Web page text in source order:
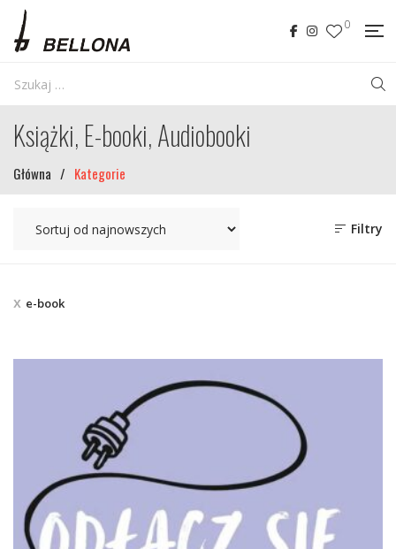
0
Książki, E-booki, Audiobooki
Główna / Kategorie
Filtry
e-book